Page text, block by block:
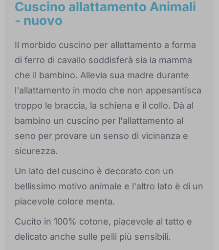
Cuscino allattamento Animali
- nuovo
Il morbido cuscino per allattamento a forma
di ferro di cavallo soddisferà sia la mamma
che il bambino. Allevia sua madre durante
l'allattamento in modo che non appesantisca
troppo le braccia, la schiena e il collo. Dà al
bambino un cuscino per l'allattamento al
seno per provare un senso di vicinanza e
sicurezza.
Un lato del cuscino è decorato con un
bellissimo motivo animale e l'altro lato è di un
piacevole colore menta.
Cucito in 100% cotone, piacevole al tatto e
delicato anche sulle pelli più sensibili.